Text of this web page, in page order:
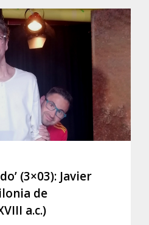
(3×03): Javier
de
a.c.)